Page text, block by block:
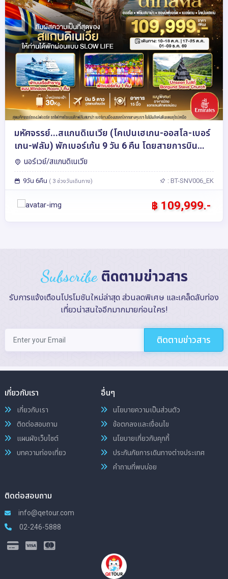
มหัศจรรย์...สแกนดิเนเวีย (โคเปนเฮเกน-ออสโล-เบอร์
เกน-ฟลัม) พักเบอร์เก้น 9 วัน 6 คืน โดยสายการบิน
Emirates (EK)
นอร์เวย์/สแกนดิเนเวีย
9วัน 6คืน ( 3 ช่วงวันเดินทาง) : BT-SNV006_EK
฿ 109,999.-
Subscribe ติดตามข่าวสาร
รับการแจ้งเตือนโปรโมชันใหม่ล่าสุด ส่วนลดพิเศษ และเคล็ดลับท่อง
เที่ยวน่าสนใจอีกมากมายก่อนใคร!
ติดตามข่าวสาร
เกี่ยวกับเรา
เกี่ยวกับเรา
ติดต่อสอบถาม
แผนผังเว็บไซต์
บทความท่องเที่ยว
อื่นๆ
นโยบายความเป็นส่วนตัว
ข้อตกลงและเงื่อนไข
นโยบายเกี่ยวกับคุกกี้
ประกันภัยการเดินทางต่างประเทศ
คำถามที่พบบ่อย
ติดต่อสอบถาม
info@qetour.com
02-246-5888